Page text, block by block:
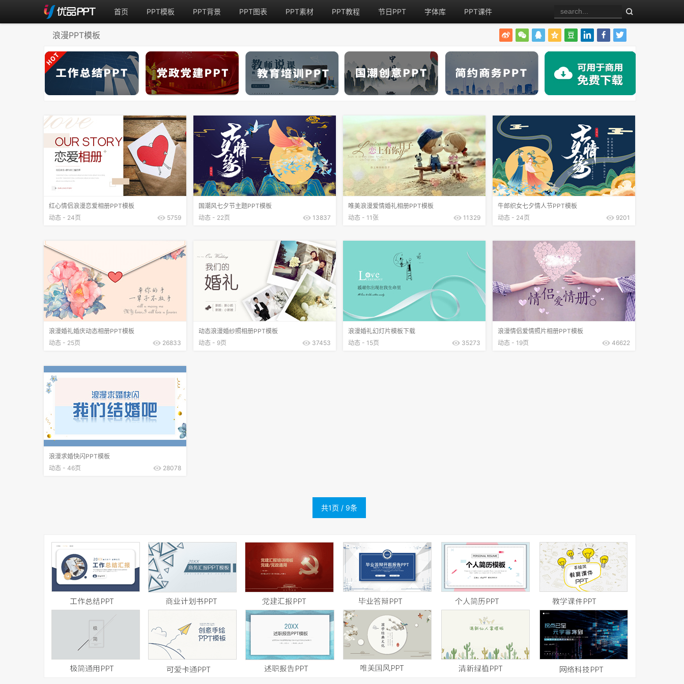
首页 PPT模板 PPT背景 PPT图表 PPT素材 PPT教程 节日PPT 字体库 PPT课件
浪漫PPT模板
红心情侣浪漫恋爱相册PPT模板
动态 - 24页
5759
国潮风七夕节主题PPT模板
动态 - 22页
13837
唯美浪漫爱情婚礼相册PPT模板
动态 - 11张
11329
牛郎织女七夕情人节PPT模板
动态 - 24页
9201
浪漫婚礼婚庆动态相册PPT模板
动态 - 25页
26833
动态浪漫婚纱照相册PPT模板
动态 - 9页
37453
浪漫婚礼幻灯片模板下载
动态 - 15页
35273
浪漫情侣爱情照片相册PPT模板
动态 - 19页
46622
浪漫求婚快闪PPT模板
动态 - 46页
28078
共1页 / 9条